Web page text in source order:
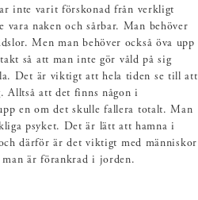
inte varit förskonad från verkligt
vara naken och sårbar. Man behöver
Men man behöver också öva upp
så att man inte gör våld på sig
Det är viktigt att hela tiden se till att
Alltså att det finns någon i
en om det skulle fallera totalt. Man
psyket. Det är lätt att hamna i
därför är det viktigt med människor
är förankrad i jorden.